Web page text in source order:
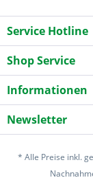
Service Hotline
Shop Service
Informationen
Newsletter
* Alle Preise inkl.